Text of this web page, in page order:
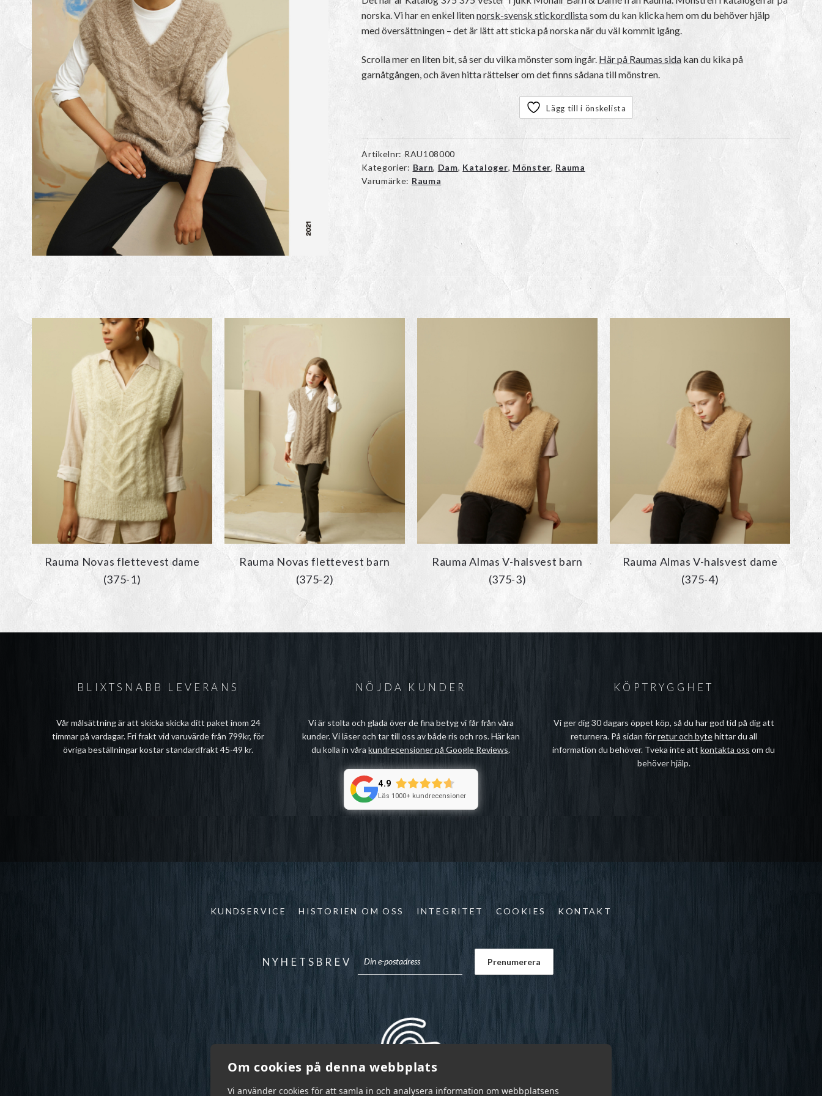
Om cookies på denna webbplats
Vi använder cookies för att samla in och analysera information om webbplatsens
norska . Vi har en enkel litennorsk-svensk stickordlistasom du kan klicka hem om du behöver hjälp
med översättningen – det är lätt att sticka på norska när du väl kommit igång.
Scrolla mer en liten bit, så ser du vilka mönster som ingår. Här på Raumas sida kan du kika på
garnåtgången, och även hitta rättelser om det finns sådana till mönstren.
Lägg till i önskelista
Artikelnr: RAU108000
Kategorier: Barn, Dam, Kataloger, Mönster, Rauma
Varumärke: Rauma
Rauma Novas flettevest dame
(375-1)
Rauma Novas flettevest barn
(375-2)
Rauma Almas V-halsvest barn
(375-3)
Rauma Almas V-halsvest dame
(375-4)
BLIXTSNABB LEVERANS
Vår målsättning är att skicka skicka ditt paket inom 24
timmar på vardagar. Fri frakt vid varuvärde från 799kr, för
övriga beställningar kostar standardfrakt 45-49 kr.
NÖJDA KUNDER
Vi är stolta och glada över de fina betyg vi får från våra
kunder. Vi läser och tar till oss av både ris och ros. Här kan
du kolla in vårakundrecensioner på Google Reviews.
4.9
Läs 1000+ kundrecensioner
KÖPTRYGGHET
Vi ger dig 30 dagars öppet köp, så du har god tid på dig att
returnera. På sidan förretur och bytehittar du all
information du behöver. Tveka inte attkontakta oss om du
behöver hjälp.
KUNDSERVICE HISTORIEN OM OSS INTEGRITET COOKIES KONTAKT
NYHETSBREV